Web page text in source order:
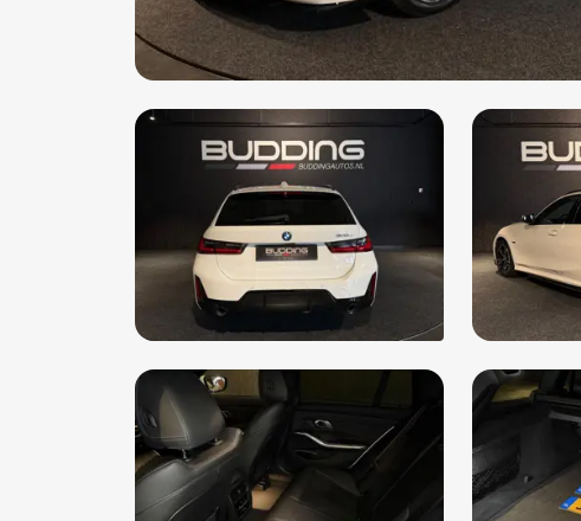
Bluetooth
Boordcomputer
Brake Assist System
Buitenspiegels elektrisch inklapbaar
Buitenspiegels elektrisch verstel- en verwarmbaar
Buitenspiegels in carrosseriekleur
Centrale vergrendeling met afstandsbediening